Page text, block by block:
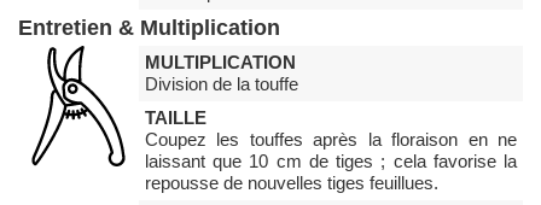
Entretien & Multiplication
MULTIPLICATION
Division de la touffe
TAILLE
Coupez les touffes après la floraison en ne
laissant que 10 cm de tiges ; cela favorise la
repousse de nouvelles tiges feuillues.